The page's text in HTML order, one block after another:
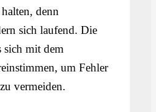
denn
sich laufend. Die
sich mit dem
um Fehler
vermeiden.